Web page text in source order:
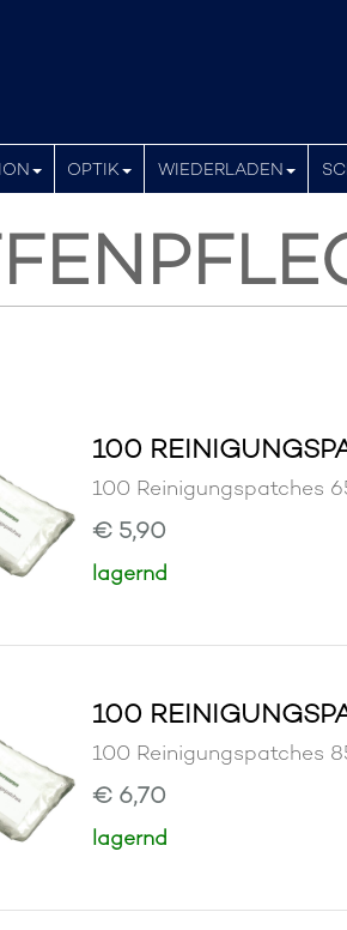
OPTIK WIEDERLADEN
100
100 Reinigungspatches
€ 5,90
lagernd
100
100 Reinigungspatches
€ 6,70
lagernd